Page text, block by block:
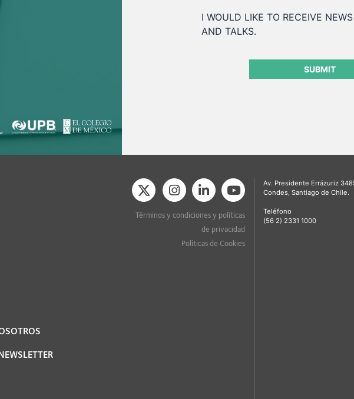
I WOULD LIKE TO RECEIVE NEWS
AND TALKS.
SUBMIT
Términos y condiciones y políticas
de privacidad
Políticas de Cookies
Av. Presidente Errázuriz
Condes, Santiago de Chile.
Teléfono
(56 2) 2331 1000